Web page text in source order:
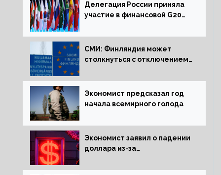
Делегация России приняла
участие в финансовой G20
СМИ: Финляндия может
столкнуться с отключением
Экономист предсказал год
начала всемирного голода
Экономист заявил о падении
доллара из-за